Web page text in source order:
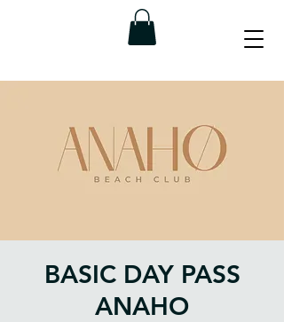
BASIC DAY PASS
ANAHO